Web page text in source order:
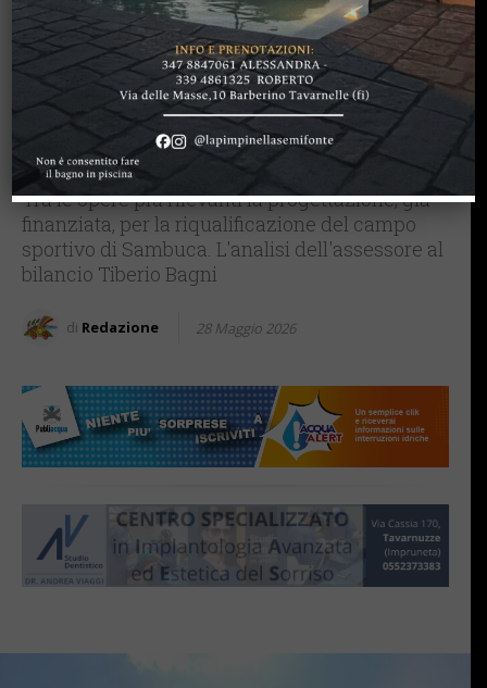
Barberino Tavarnelle, oltre
un milione di euro in opere
pubbliche: strade, scuole,
impianti sportivi…
Tra le opere più rilevanti la progettazione, già
finanziata, per la riqualificazione del campo
sportivo di Sambuca. L'analisi dell'assessore al
bilancio Tiberio Bagni
di Redazione 28 Maggio 2026